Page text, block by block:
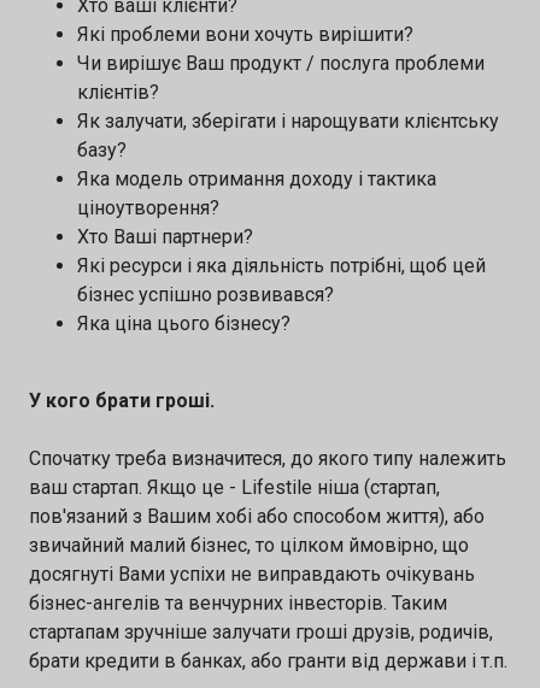
Хто ваші клієнти?
Які проблеми вони хочуть вирішити?
Чи вирішує Ваш продукт / послуга проблеми
клієнтів?
Як залучати, зберігати і нарощувати клієнтську
базу?
Яка модель отримання доходу і тактика
ціноутворення?
Хто Ваші партнери?
Які ресурси і яка діяльність потрібні, щоб цей
бізнес успішно розвивався?
Яка ціна цього бізнесу?
У кого брати гроші.
Спочатку треба визначитеся, до якого типу належить
ваш стартап. Якщо це - Lifestile ніша (стартап,
пов'язаний з Вашим хобі або способом життя), або
звичайний малий бізнес, то цілком ймовірно, що
досягнуті Вами успіхи не виправдають очікувань
бізнес-ангелів та венчурних інвесторів. Таким
стартапам зручніше залучати гроші друзів, родичів,
брати кредити в банках, або гранти від держави і т.п.